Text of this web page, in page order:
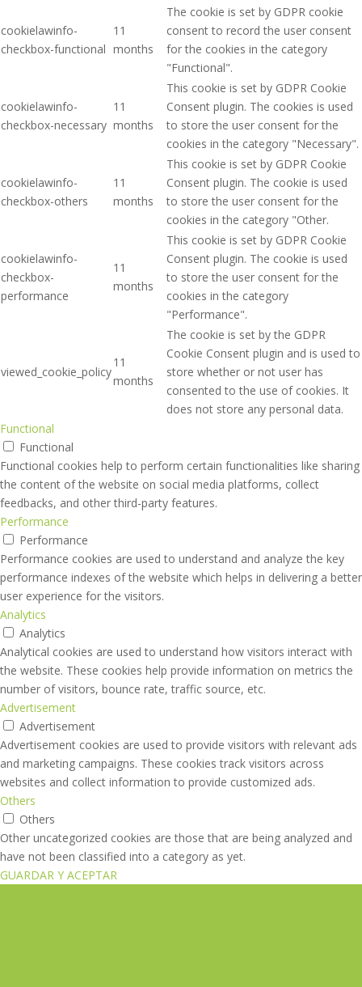
cookielawinfo-
checkbox-functional
11
months
The cookie is set by GDPR cookie
consent to record the user consent
for the cookies in the category
"Functional".
cookielawinfo-
checkbox-necessary
11
months
This cookie is set by GDPR Cookie
Consent plugin. The cookies is used
to store the user consent for the
cookies in the category "Necessary".
cookielawinfo-
checkbox-others
11
months
This cookie is set by GDPR Cookie
Consent plugin. The cookie is used
to store the user consent for the
cookies in the category "Other.
cookielawinfo-
checkbox-
performance
11
months
This cookie is set by GDPR Cookie
Consent plugin. The cookie is used
to store the user consent for the
cookies in the category
"Performance".
viewed_cookie_policy
11
months
The cookie is set by the GDPR
Cookie Consent plugin and is used to
store whether or not user has
consented to the use of cookies. It
does not store any personal data.
Functional
Functional
Functional cookies help to perform certain functionalities like sharing
the content of the website on social media platforms, collect
feedbacks, and other third-party features.
Performance
Performance
Performance cookies are used to understand and analyze the key
performance indexes of the website which helps in delivering a better
user experience for the visitors.
Analytics
Analytics
Analytical cookies are used to understand how visitors interact with
the website. These cookies help provide information on metrics the
number of visitors, bounce rate, traffic source, etc.
Advertisement
Advertisement
Advertisement cookies are used to provide visitors with relevant ads
and marketing campaigns. These cookies track visitors across
websites and collect information to provide customized ads.
Others
Others
Other uncategorized cookies are those that are being analyzed and
have not been classified into a category as yet.
GUARDAR Y ACEPTAR